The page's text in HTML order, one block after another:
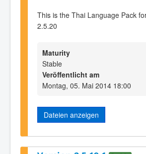
This is the Thai Language Pack
2.5.20
Maturity
Stable
Veröffentlicht am
Montag, 05. Mai 2014 18:00
Dateien anzeigen